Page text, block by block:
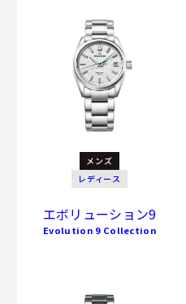
メンズ
レディース
エボリューション9
Evolution 9 Collection